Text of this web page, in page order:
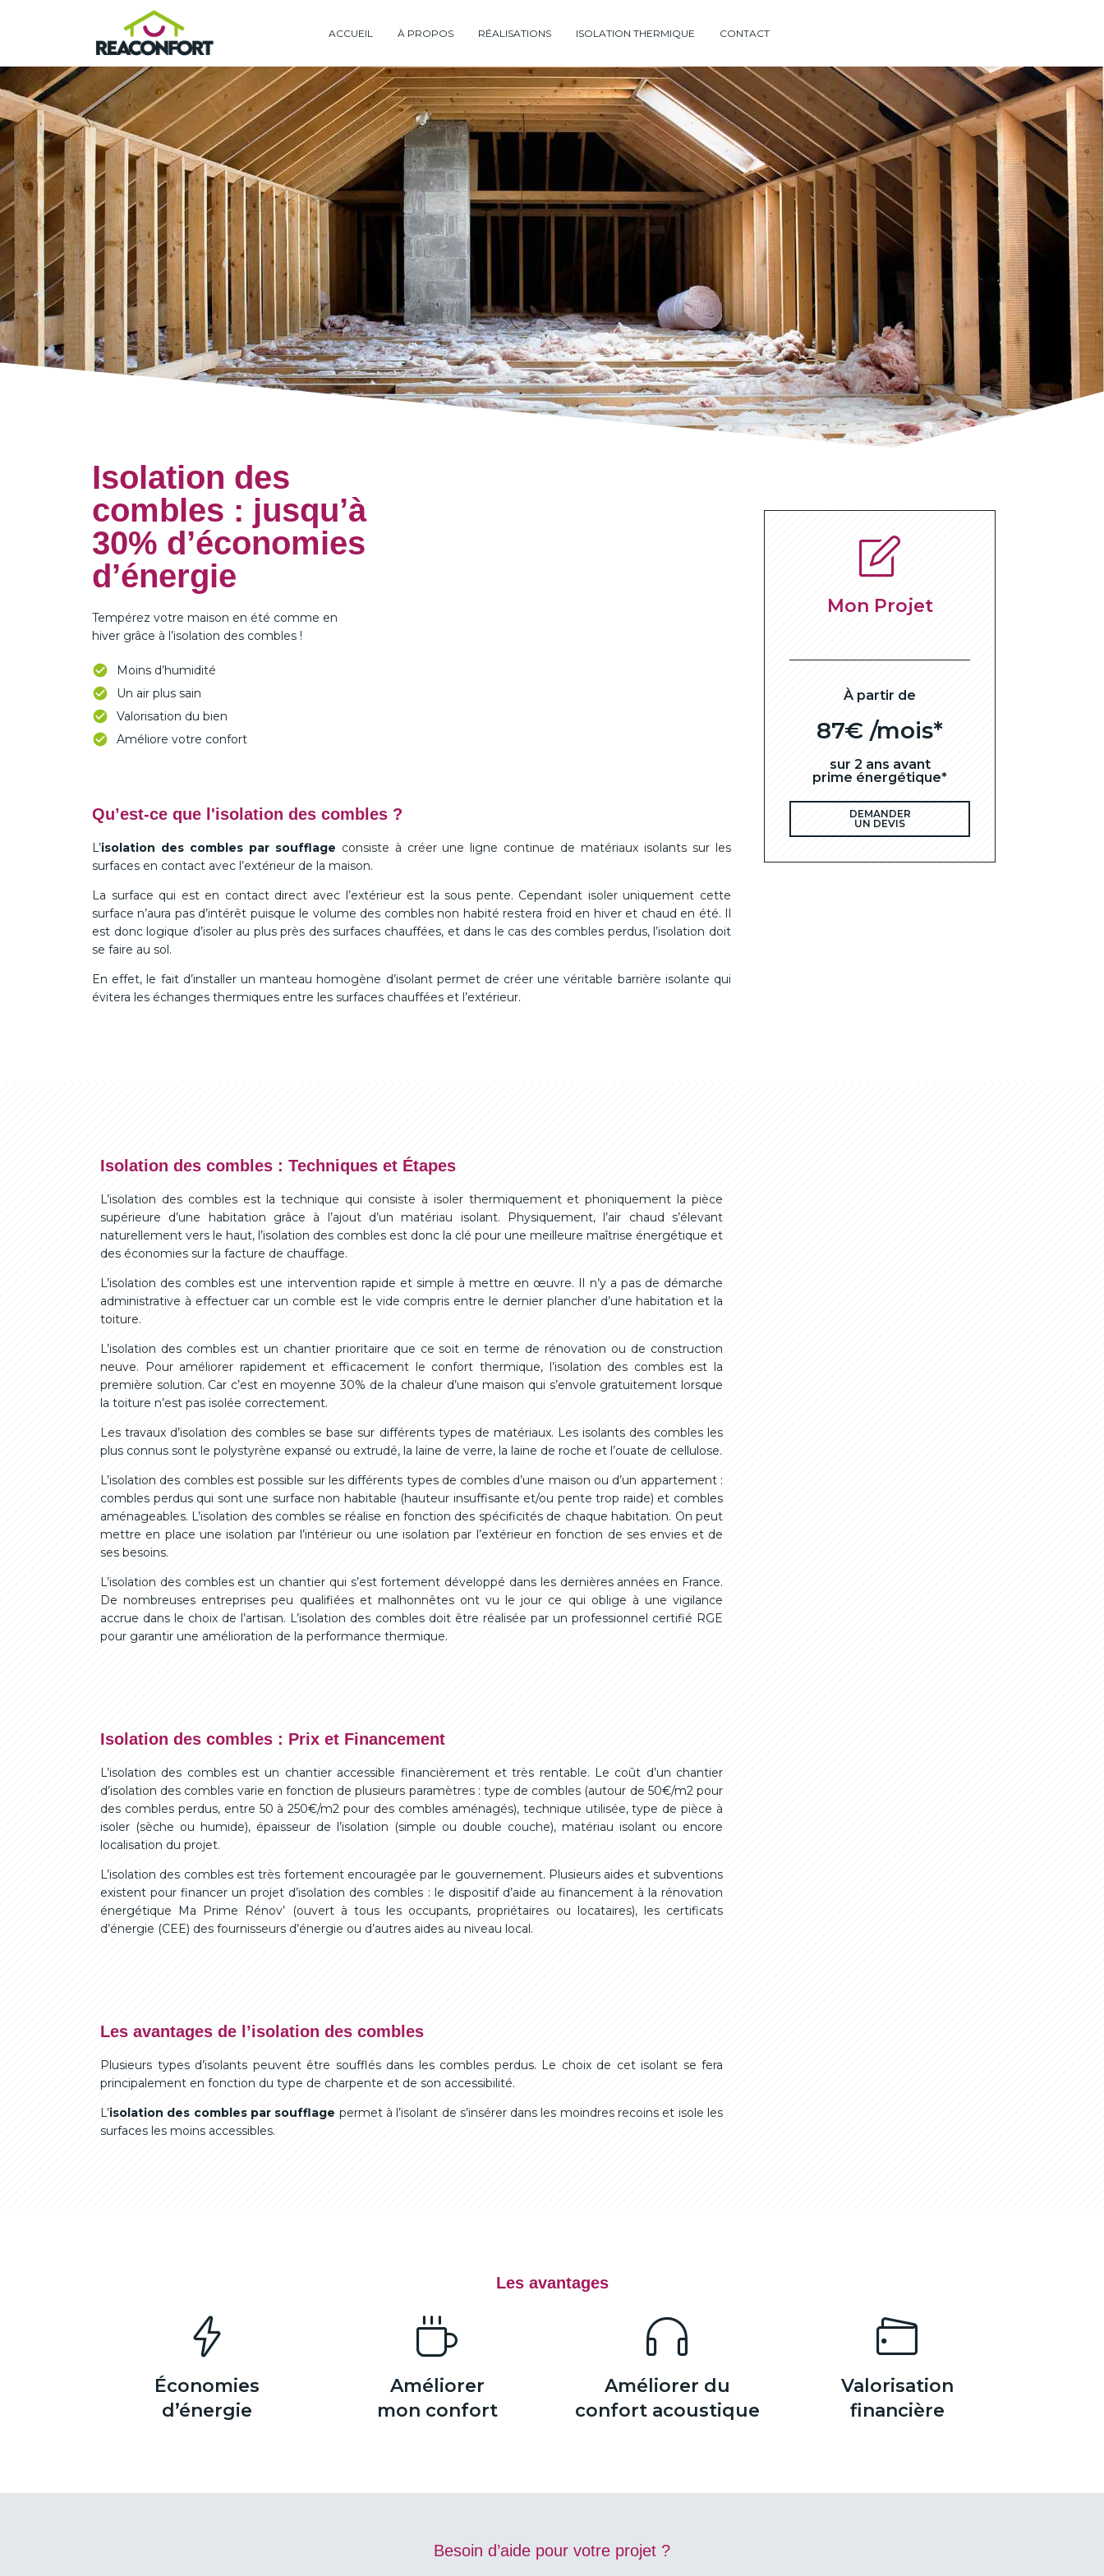
ACCUEIL À PROPOS RÉALISATIONS ISOLATION THERMIQUE CONTACT
Isolation des
combles : jusqu’à
30% d’économies
d’énergie
Tempérez votre maison en été comme en
hiver grâce à l’isolation des combles !
Moins d’humidité
Un air plus sain
Valorisation du bien
Améliore votre confort
Qu’est-ce que l'isolation des combles ?
L’isolation des combles par soufflage consiste à créer une ligne continue de matériaux isolants sur les
surfaces en contact avec l’extérieur de la maison.
La surface qui est en contact direct avec l’extérieur est la sous pente. Cependant isoler uniquement cette
surface n’aura pas d’intérêt puisque le volume des combles non habité restera froid en hiver et chaud en été. Il
est donc logique d’isoler au plus près des surfaces chauffées, et dans le cas des combles perdus, l’isolation doit
se faire au sol.
En effet, le fait d’installer un manteau homogène d’isolant permet de créer une véritable barrière isolante qui
évitera les échanges thermiques entre les surfaces chauffées et l’extérieur.
Mon Projet
À partir de
87€ /mois*
sur 2 ans avant
prime énergétique*
DEMANDER
UN DEVIS
Isolation des combles : Techniques et Étapes
L’isolation des combles est la technique qui consiste à isoler thermiquement et phoniquement la pièce
supérieure d’une habitation grâce à l’ajout d’un matériau isolant. Physiquement, l’air chaud s’élevant
naturellement vers le haut, l’isolation des combles est donc la clé pour une meilleure maîtrise énergétique et
des économies sur la facture de chauffage.
L’isolation des combles est une intervention rapide et simple à mettre en œuvre. Il n’y a pas de démarche
administrative à effectuer car un comble est le vide compris entre le dernier plancher d’une habitation et la
toiture.
L’isolation des combles est un chantier prioritaire que ce soit en terme de rénovation ou de construction
neuve. Pour améliorer rapidement et efficacement le confort thermique, l’isolation des combles est la
première solution. Car c’est en moyenne 30% de la chaleur d’une maison qui s’envole gratuitement lorsque
la toiture n’est pas isolée correctement.
Les travaux d’isolation des combles se base sur différents types de matériaux. Les isolants des combles les
plus connus sont le polystyrène expansé ou extrudé, la laine de verre, la laine de roche et l’ouate de cellulose.
L’isolation des combles est possible sur les différents types de combles d’une maison ou d’un appartement :
combles perdus qui sont une surface non habitable (hauteur insuffisante et/ou pente trop raide) et combles
aménageables. L’isolation des combles se réalise en fonction des spécificités de chaque habitation. On peut
mettre en place une isolation par l’intérieur ou une isolation par l’extérieur en fonction de ses envies et de
ses besoins.
L’isolation des combles est un chantier qui s’est fortement développé dans les dernières années en France.
De nombreuses entreprises peu qualifiées et malhonnêtes ont vu le jour ce qui oblige à une vigilance
accrue dans le choix de l’artisan. L’isolation des combles doit être réalisée par un professionnel certifié RGE
pour garantir une amélioration de la performance thermique.
Isolation des combles : Prix et Financement
L’isolation des combles est un chantier accessible financièrement et très rentable. Le coût d’un chantier
d’isolation des combles varie en fonction de plusieurs paramètres : type de combles (autour de 50€/m2 pour
des combles perdus, entre 50 à 250€/m2 pour des combles aménagés), technique utilisée, type de pièce à
isoler (sèche ou humide), épaisseur de l’isolation (simple ou double couche), matériau isolant ou encore
localisation du projet.
L’isolation des combles est très fortement encouragée par le gouvernement. Plusieurs aides et subventions
existent pour financer un projet d’isolation des combles : le dispositif d’aide au financement à la rénovation
énergétique Ma Prime Rénov’ (ouvert à tous les occupants, propriétaires ou locataires), les certificats
d’énergie (CEE) des fournisseurs d’énergie ou d’autres aides au niveau local.
Les avantages de l’isolation des combles
Plusieurs types d’isolants peuvent être soufflés dans les combles perdus. Le choix de cet isolant se fera
principalement en fonction du type de charpente et de son accessibilité.
L’isolation des combles par soufflage permet à l’isolant de s’insérer dans les moindres recoins et isole les
surfaces les moins accessibles.
Les avantages
Économies
d’énergie
Améliorer
mon confort
Améliorer du
confort acoustique
Valorisation
financière
Besoin d’aide pour votre projet ?